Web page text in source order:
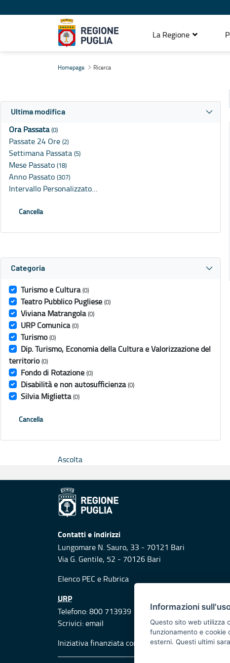
La Regione
Homepage Ricerca
Ultima modifica
Ora Passata(0)
Passate 24 Ore (2)
Settimana Passata (5)
Mese Passato (18)
Anno Passato (307)
Intervallo Personalizzato…
Cancella
Categoria
Turismo e Cultura (0)
Teatro Pubblico Pugliese (0)
Viviana Matrangola (0)
URP Comunica (0)
Turismo (0)
Dip. Turismo, Economia della Cultura e Valorizzazione del
territorio (0)
Fondo di Rotazione (0)
Disabilità e non autosufficienza (0)
Silvia Miglietta (0)
Cancella
Ascolta
Contatti e indirizzi
Lungomare N. Sauro, 33 - 70121 Bari
Via G. Gentile, 52 - 70126 Bari
Elenco PEC e Rubrica
URP
Telefono: 800 713939
Scrivici:email
Iniziativa finanziata con risorse del POR Puglia
Informazioni
Questo sito web utilizza
funzionamento e cookie
esterni. Questi ultimi